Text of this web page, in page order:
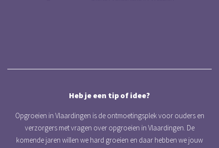
Heb je een tip of idee?
Opgroeien in Vlaardingen is de ontmoetingsplek voor ouders en
verzorgers met vragen over opgroeien in Vlaardingen. De
komende jaren willen we hard groeien en daar hebben we jouw